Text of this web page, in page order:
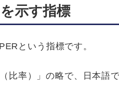
示す指標
という指標です。
率）」の略で、日本語